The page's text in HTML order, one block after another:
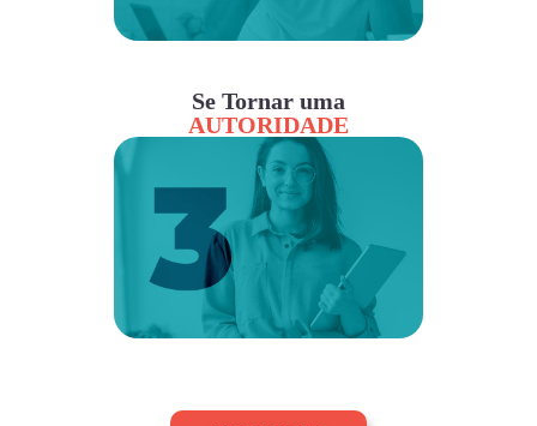
Se Tornar uma
AUTORIDADE